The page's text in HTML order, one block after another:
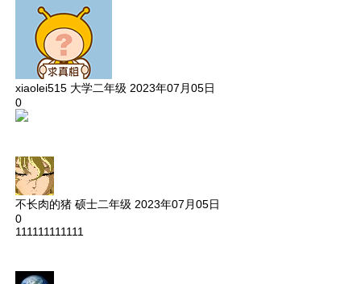
xiaolei515 大学二年级 2023年07月05日
0
不长肉的猪 硕士二年级 2023年07月05日
0
111111111111